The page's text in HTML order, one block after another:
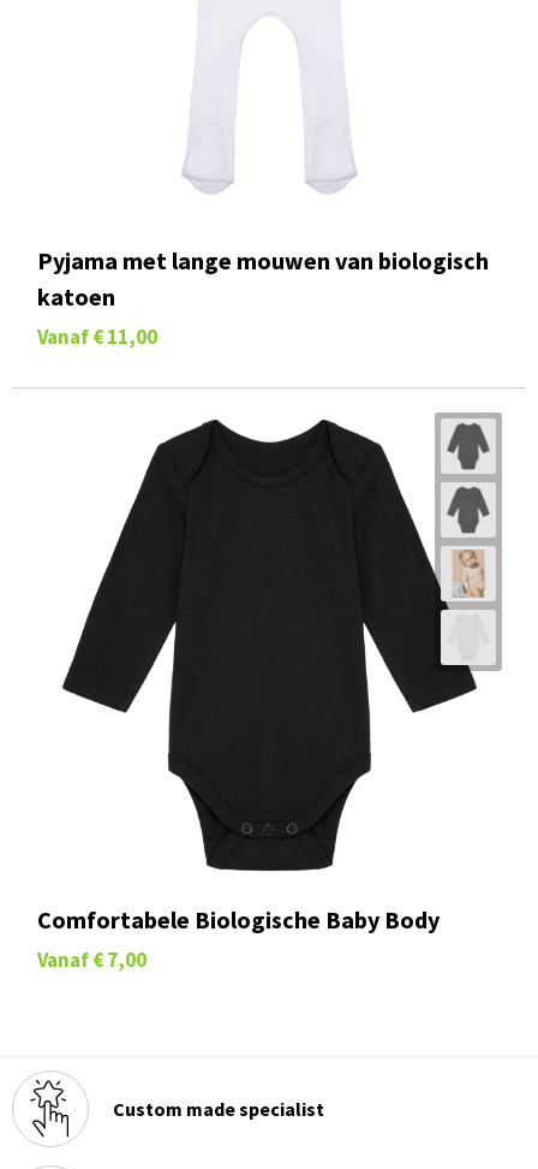
Pyjama met lange mouwen van biologisch
katoen
Vanaf € 11,00
Comfortabele Biologische Baby Body
Vanaf € 7,00
Custom made specialist